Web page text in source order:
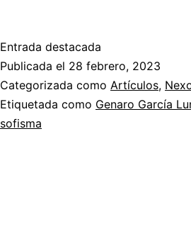
Entrada destacada
Publicada el 28 febrero, 2023
Categorizada como Artículos,
Etiquetada como Genaro García
sofisma